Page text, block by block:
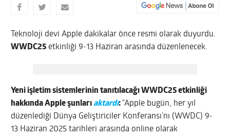
Teknoloji devi Apple dakikalar önce resmi olarak duyurdu.
WWDC25 etkinliği 9-13 Haziran arasında düzenlenecek.
Yeni işletim sistemlerinin tanıtılacağı WWDC25 etkinliği
hakkında Apple şunları aktardı: “Apple bugün, her yıl
düzenlediği Dünya Geliştiriciler Konferansı’nı (WWDC) 9-
13 Haziran 2025 tarihleri arasında online olarak